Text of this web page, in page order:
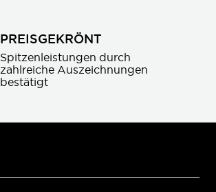
PREISGEKRÖNT
Spitzenleistungen durch
zahlreiche Auszeichnungen
bestätigt